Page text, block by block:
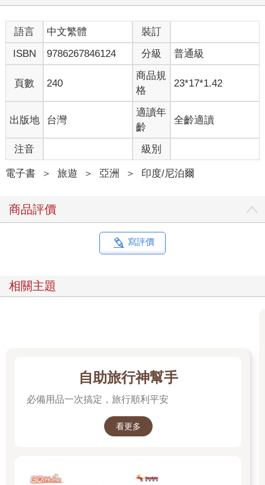
語言 中文繁體
裝訂
ISBN
9786267846124 分級 普通級
頁數 240
商品規
格
23*17*1.42
出版地 台灣
適讀年
齡
全齡適讀
注音 級別
電子書 ＞ 旅遊 ＞ 亞洲 ＞ 印度/尼泊爾
商品評價
寫評價
相關主題
自助旅行神幫手
必備用品一次搞定，旅行順利平安
看更多